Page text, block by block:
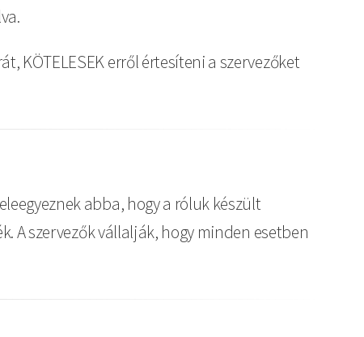
KÖTELESEK erről értesíteni a szervezőket
abba, hogy a róluk készült
A szervezők vállalják, hogy minden esetben